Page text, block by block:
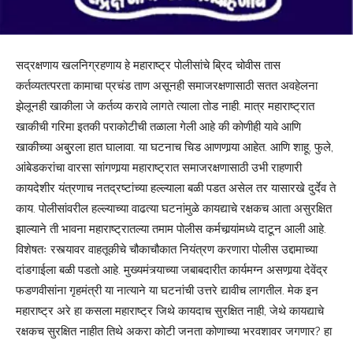
सद्रक्षणाय खलनिग्रहणाय हे महाराष्ट्र पोलीसांचे ब्रिद चोवीस तास
कर्तव्यतत्परता कामाचा प्रचंड ताण असूनही समाजरक्षणासाठी सतत अवहेलना
झेलूनही खाकीला जे कर्तव्य करावे लागते त्याला तोड नाही. मात्र महाराष्ट्रात
खाकीची गरिमा इतकी पराकोटीची तळाला गेली आहे की कोणीही यावे आणि
खाकीच्या अबु्रला हात घालावा. या घटनाच चिड आणणार्‍या आहेत. आणि शाहू, फुले,
आंबेडकरांचा वारसा सांगणार्‍या महाराष्ट्रात समाजरक्षणासाठी उभी राहणारी
कायदेशीर यंत्रणाच नतद्रष्टांच्या हल्ल्याला बळी पडत असेल तर यासारखे दुर्देव ते
काय. पोलीसांवरील हल्ल्याच्या वाढत्या घटनांमुळे कायद्याचे रक्षकच आता असुरक्षित
झाल्याने ती भावना महाराष्ट्रातल्या तमाम पोलीस कर्मचार्‍यांमध्ये दाटून आली आहे.
विशेषतः रस्त्यावर वाहतूकीचे चौकाचौकात नियंत्रण करणारा पोलीस उद्दामाच्या
दांडगाईला बळी पडतो आहे. मुख्यमंत्र्याच्या जबाबदारीत कार्यमग्न असणार्‍या देवेंद्र
फडणवीसांना गृहमंत्री या नात्याने या घटनांची उत्तरे द्यावीच लागतील. मेक इन
महाराष्ट्र अरे हा कसला महाराष्ट्र जिथे कायदाच सुरक्षित नाही, जेथे कायद्याचे
रक्षकच सुरक्षित नाहीत तिथे अकरा कोटी जनता कोणाच्या भरवशावर जगणार? हा